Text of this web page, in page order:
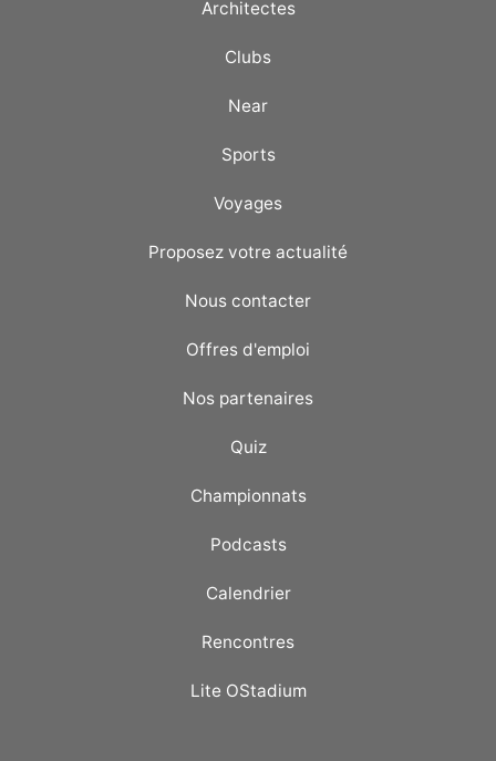
Architectes
Clubs
Near
Sports
Voyages
Proposez votre actualité
Nous contacter
Offres d'emploi
Nos partenaires
Quiz
Championnats
Podcasts
Calendrier
Rencontres
Lite OStadium